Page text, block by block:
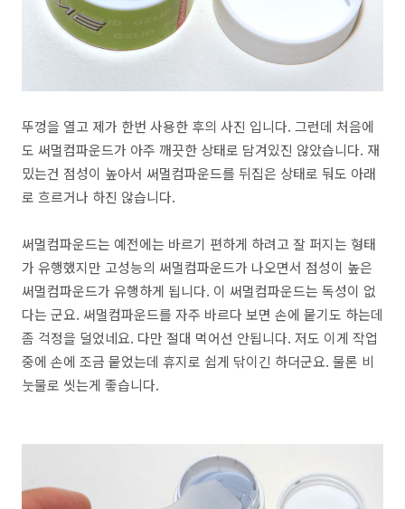
뚜껑을 열고 제가 한번 사용한 후의 사진 입니다. 그런데 처음에
도 써멀컴파운드가 아주 깨끗한 상태로 담겨있진 않았습니다. 재
밌는건 점성이 높아서 써멀컴파운드를 뒤집은 상태로 둬도 아래
로 흐르거나 하진 않습니다.
써멀컴파운드는 예전에는 바르기 편하게 하려고 잘 퍼지는 형태
가 유행했지만 고성능의 써멀컴파운드가 나오면서 점성이 높은
써멀컴파운드가 유행하게 됩니다. 이 써멀컴파운드는 독성이 없
다는 군요. 써멀컴파운드를 자주 바르다 보면 손에 뭍기도 하는데
좀 걱정을 덜었네요. 다만 절대 먹어선 안됩니다. 저도 이게 작업
중에 손에 조금 뭍었는데 휴지로 쉽게 닦이긴 하더군요. 물론 비
눗물로 씻는게 좋습니다.